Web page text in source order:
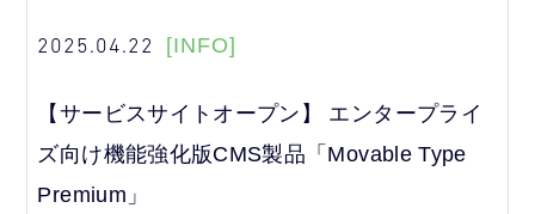
2025.04.22 [INFO]
【サービスサイトオープン】 エンタープライ
ズ向け機能強化版CMS製品「Movable Type
Premium」